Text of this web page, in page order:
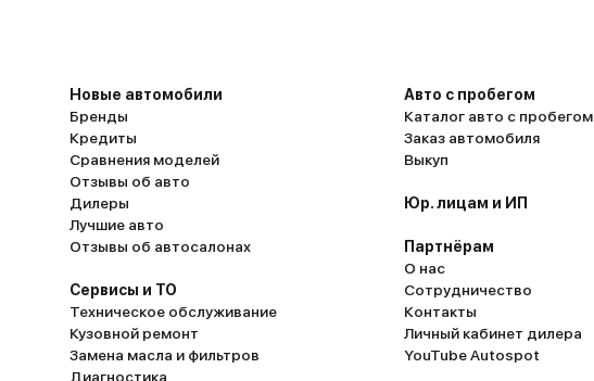
Новые автомобили
Бренды
Кредиты
Сравнения моделей
Отзывы об авто
Дилеры
Лучшие авто
Отзывы об автосалонах
Сервисы и ТО
Техническое обслуживание
Кузовной ремонт
Замена масла и фильтров
Диагностика
Авто с пробегом
Каталог авто с пробегом
Заказ автомобиля
Выкуп
Юр. лицам и ИП
Партнёрам
О нас
Сотрудничество
Контакты
Личный кабинет дилера
YouTube Autospot